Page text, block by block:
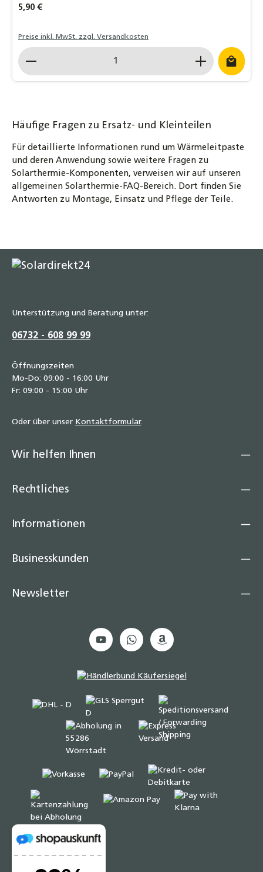
Regulärer Preis:
5,90 €
Preise inkl. MwSt. zzgl. Versandkosten
Produkt Anzahl: Gib den gewünschten Wert
Häufige Fragen zu Ersatz- und Kleinteilen
Für detaillierte Informationen rund um Wärmeleitpaste
und deren Anwendung sowie weitere Fragen zu
Solarthermie-Komponenten, verweisen wir auf unseren
allgemeinen Solarthermie-FAQ-Bereich. Dort finden Sie
Antworten zu Montage, Einsatz und Pflege der Teile.
Unterstützung und Beratung unter:
06732 - 608 99 99
Öffnungszeiten
Mo-Do: 09:00 - 16:00 Uhr
Fr: 09:00 - 15:00 Uhr
Oder über unser Kontaktformular.
Wir helfen Ihnen
Rechtliches
Informationen
Businesskunden
Newsletter